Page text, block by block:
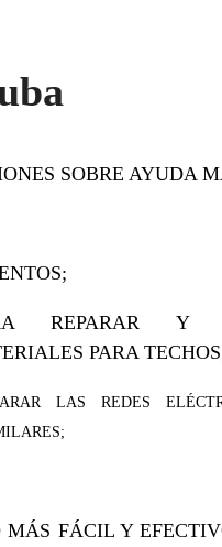
SOBRE AYUDA
REPARAR Y
PARA
LAS REDES
FÁCIL Y